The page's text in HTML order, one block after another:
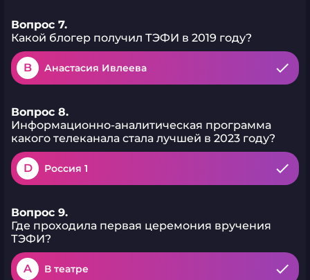
Вопрос 7.
Какой блогер получил ТЭФИ в 2019 году?
B Анастасия Ивлеева
Вопрос 8.
Информационно-аналитическая программа
какого телеканала стала лучшей в 2023 году?
D Россия 1
Вопрос 9.
Где проходила первая церемония вручения
ТЭФИ?
A В театре